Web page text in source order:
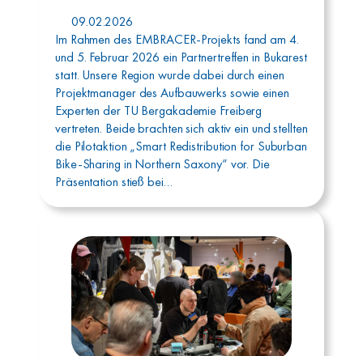
09.02.2026
Im Rahmen des EMBRACER-Projekts fand am 4.
und 5. Februar 2026 ein Partnertreffen in Bukarest
statt. Unsere Region wurde dabei durch einen
Projektmanager des Aufbauwerks sowie einen
Experten der TU Bergakademie Freiberg
vertreten. Beide brachten sich aktiv ein und stellten
die Pilotaktion „Smart Redistribution for Suburban
Bike-Sharing in Northern Saxony“ vor. Die
Präsentation stieß bei…